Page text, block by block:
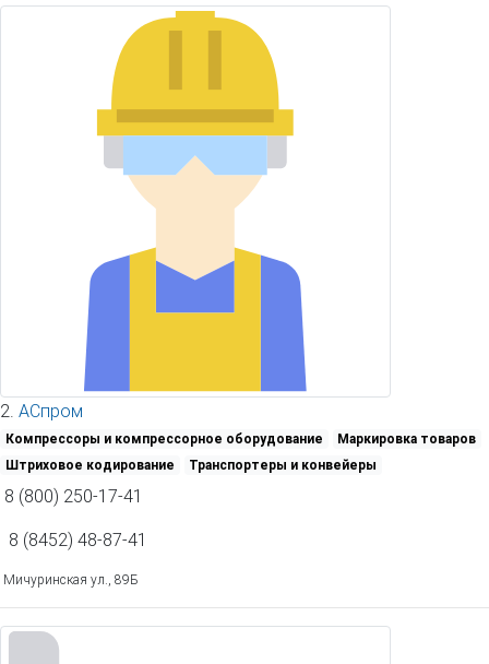
2. АСпром
Компрессоры и компрессорное оборудование
Маркировка товаров
Штриховое кодирование
Транспортеры и конвейеры
8 (800) 250-17-41
8 (8452) 48-87-41
Мичуринская ул., 89Б